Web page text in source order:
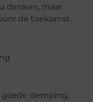
denken, maar
de toekomst.
demping,